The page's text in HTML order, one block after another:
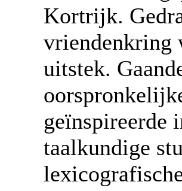
Kortrijk.
vriendenkring
uitstek.
geïnspireerde
taalkundige